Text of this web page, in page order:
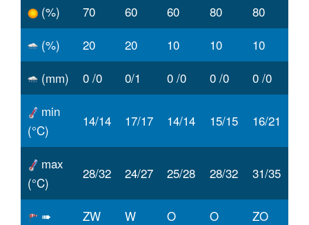
(%) 70 60 60 80
80
(%)
20 20 10 10
10
(mm)
0 /0 0/1 0 /0 0 /0
0 /0
min
(°C)
14/14 17/17 14/14 15/15 16/21
max
(°C)
28/32 24/27 25/28 28/32 31/35
➠ ZW W O O
ZO